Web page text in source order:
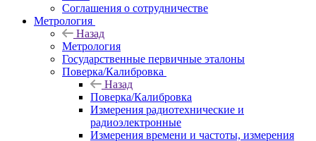
Соглашения о сотрудничестве
Метрология
Назад
Метрология
Государственные первичные эталоны
Поверка/Калибровка
Назад
Поверка/Калибровка
Измерения радиотехнические и
радиоэлектронные
Измерения времени и частоты, измерения